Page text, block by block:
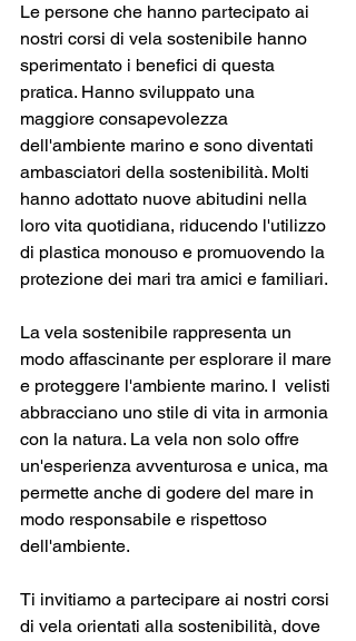
Le persone che hanno partecipato ai
nostri corsi di vela sostenibile hanno
sperimentato i benefici di questa
pratica. Hanno sviluppato una
maggiore consapevolezza
dell'ambiente marino e sono diventati
ambasciatori della sostenibilità. Molti
hanno adottato nuove abitudini nella
loro vita quotidiana, riducendo l'utilizzo
di plastica monouso e promuovendo la
protezione dei mari tra amici e familiari.
La vela sostenibile rappresenta un
modo affascinante per esplorare il mare
e proteggere l'ambiente marino. I  velisti
abbracciano uno stile di vita in armonia
con la natura. La vela non solo offre
un'esperienza avventurosa e unica, ma
permette anche di godere del mare in
modo responsabile e rispettoso
dell'ambiente.
Ti invitiamo a partecipare ai nostri corsi
di vela orientati alla sostenibilità, dove